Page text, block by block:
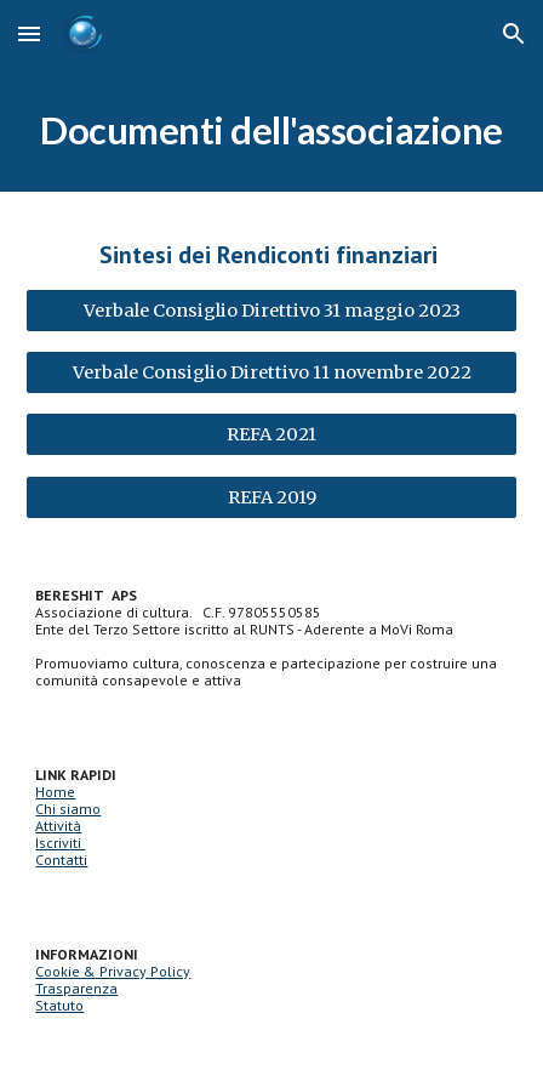
Skip to main content Skip to navigation
Documenti dell'associazione
Sintesi dei Rendiconti finanziari
Verbale Consiglio Direttivo 31 maggio 2023
Verbale Consiglio Direttivo 11 novembre 2022
REFA 2021
REFA 2019
BERESHIT APS
Associazione di cultura. C.F. 97805550585
Ente del Terzo Settore iscritto al RUNTS - Aderente a MoVi Roma
Promuoviamo cultura, conoscenza e partecipazione per costruire una
comunità consapevole e attiva
LINK RAPIDI
Home
Chi siamo
Attività
Iscriviti
Contatti
INFORMAZIONI
Cookie & Privacy Policy
Trasparenza
Statuto